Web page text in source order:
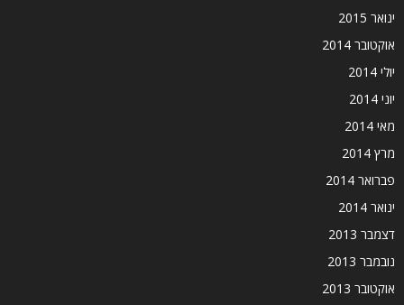
ינואר 2015
אוקטובר 2014
יולי 2014
יוני 2014
מאי 2014
מרץ 2014
פברואר 2014
ינואר 2014
דצמבר 2013
נובמבר 2013
אוקטובר 2013